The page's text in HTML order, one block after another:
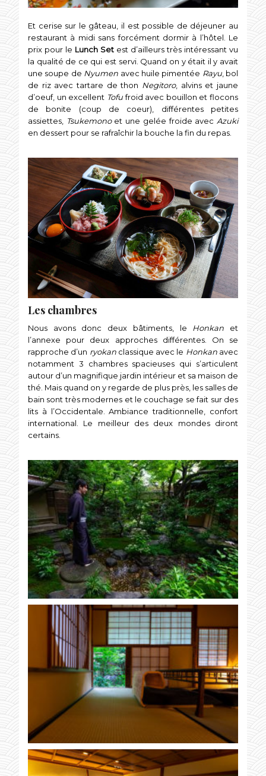
Et cerise sur le gâteau, il est possible de déjeuner au
restaurant à midi sans forcément dormir à l’hôtel. Le
prix pour le Lunch Set est d’ailleurs très intéressant vu
la qualité de ce qui est servi. Quand on y était il y avait
une soupe de Nyumen avec huile pimentée Rayu, bol
de riz avec tartare de thon Negitoro, alvins et jaune
d’oeuf, un excellent Tofufroid avec bouillon et flocons
de bonite (coup de coeur), différentes petites
assiettes, Tsukemonoet une gelée froide avecAzuki
en dessert pour se rafraîchir la bouche la fin du repas.
Les chambres
Nous avons donc deux bâtiments, le Honkan et
l’annexe pour deux approches différentes. On se
rapproche d’un ryokanclassique avec le Honkanavec
notamment 3 chambres spacieuses qui s’articulent
autour d’un magnifique jardin intérieur et sa maison de
thé. Mais quand on y regarde de plus près, les salles de
bain sont très modernes et le couchage se fait sur des
lits à l’Occidentale. Ambiance traditionnelle, confort
international. Le meilleur des deux mondes diront
certains.